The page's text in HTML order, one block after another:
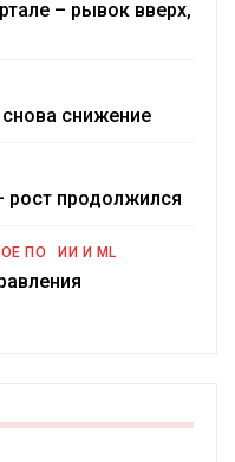
– рывок вверх,
снижение
рост продолжился
ПО ИИ И ML